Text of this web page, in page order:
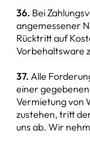
36. Bei
angemessener
Rücktritt auf
Vorbehaltsware
37. Alle
einer
Vermietung von
zustehen, tritt
uns ab. Wir